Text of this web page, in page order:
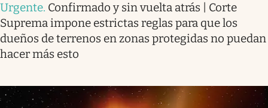
Urgente. Confirmado y sin vuelta atrás | Corte
Suprema impone estrictas reglas para que los
dueños de terrenos en zonas protegidas no puedan
hacer más esto